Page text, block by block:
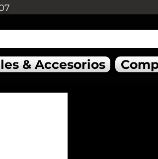
& Accesorios